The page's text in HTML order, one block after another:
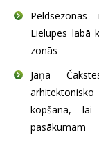
Lielupes labā
zonās
Jāņa
kopšana, lai
pasākumam